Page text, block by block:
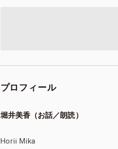
プロフィール
堀井美香（お話／朗読）
Horii Mika